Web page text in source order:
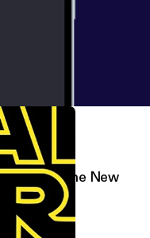
is the New